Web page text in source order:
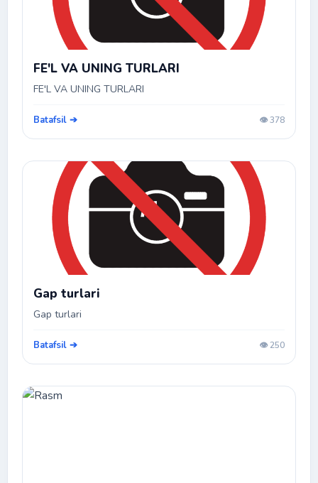
FE'L VA UNING TURLARI
FE'L VA UNING TURLARI
Batafsil ➔ 👁️ 378
Gap turlari
Gap turlari
Batafsil ➔ 👁️ 250